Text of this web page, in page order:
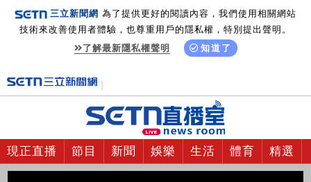
三立新聞網 為了提供更好的閱讀內容，我們使用相關網站
技術來改善使用者體驗，也尊重用戶的隱私權，特別提出聲明。
了解最新隱私權聲明
知道了
現正直播 節目 新聞 娛樂 生活 體育 精選